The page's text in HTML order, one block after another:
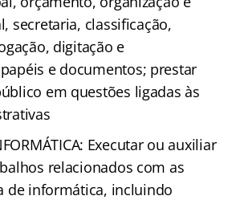
secretaria, classificação,
digitação e
e documentos; prestar
em questões ligadas às
Executar ou auxiliar
relacionados com as
de informática, incluindo